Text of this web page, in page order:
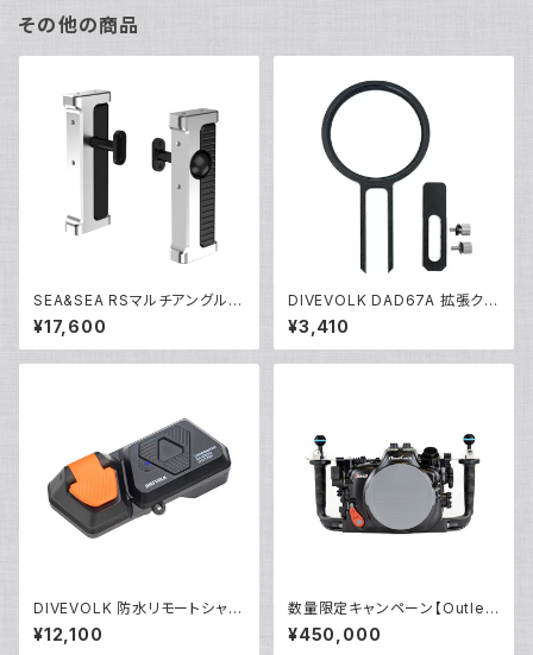
その他の商品
SEA&SEA RSマルチアングルグ
リップ [22531]
¥17,600
DIVEVOLK DAD67A 拡張クラ
ンプアダプター [21687/2168
8]
¥3,410
DIVEVOLK 防水リモートシャッ
ター [21691]
¥12,100
数量限定キャンペーン【Outlet/
展示使用品】Nauticam R5ハウ
ジング バキュームバルブ付き
¥450,000